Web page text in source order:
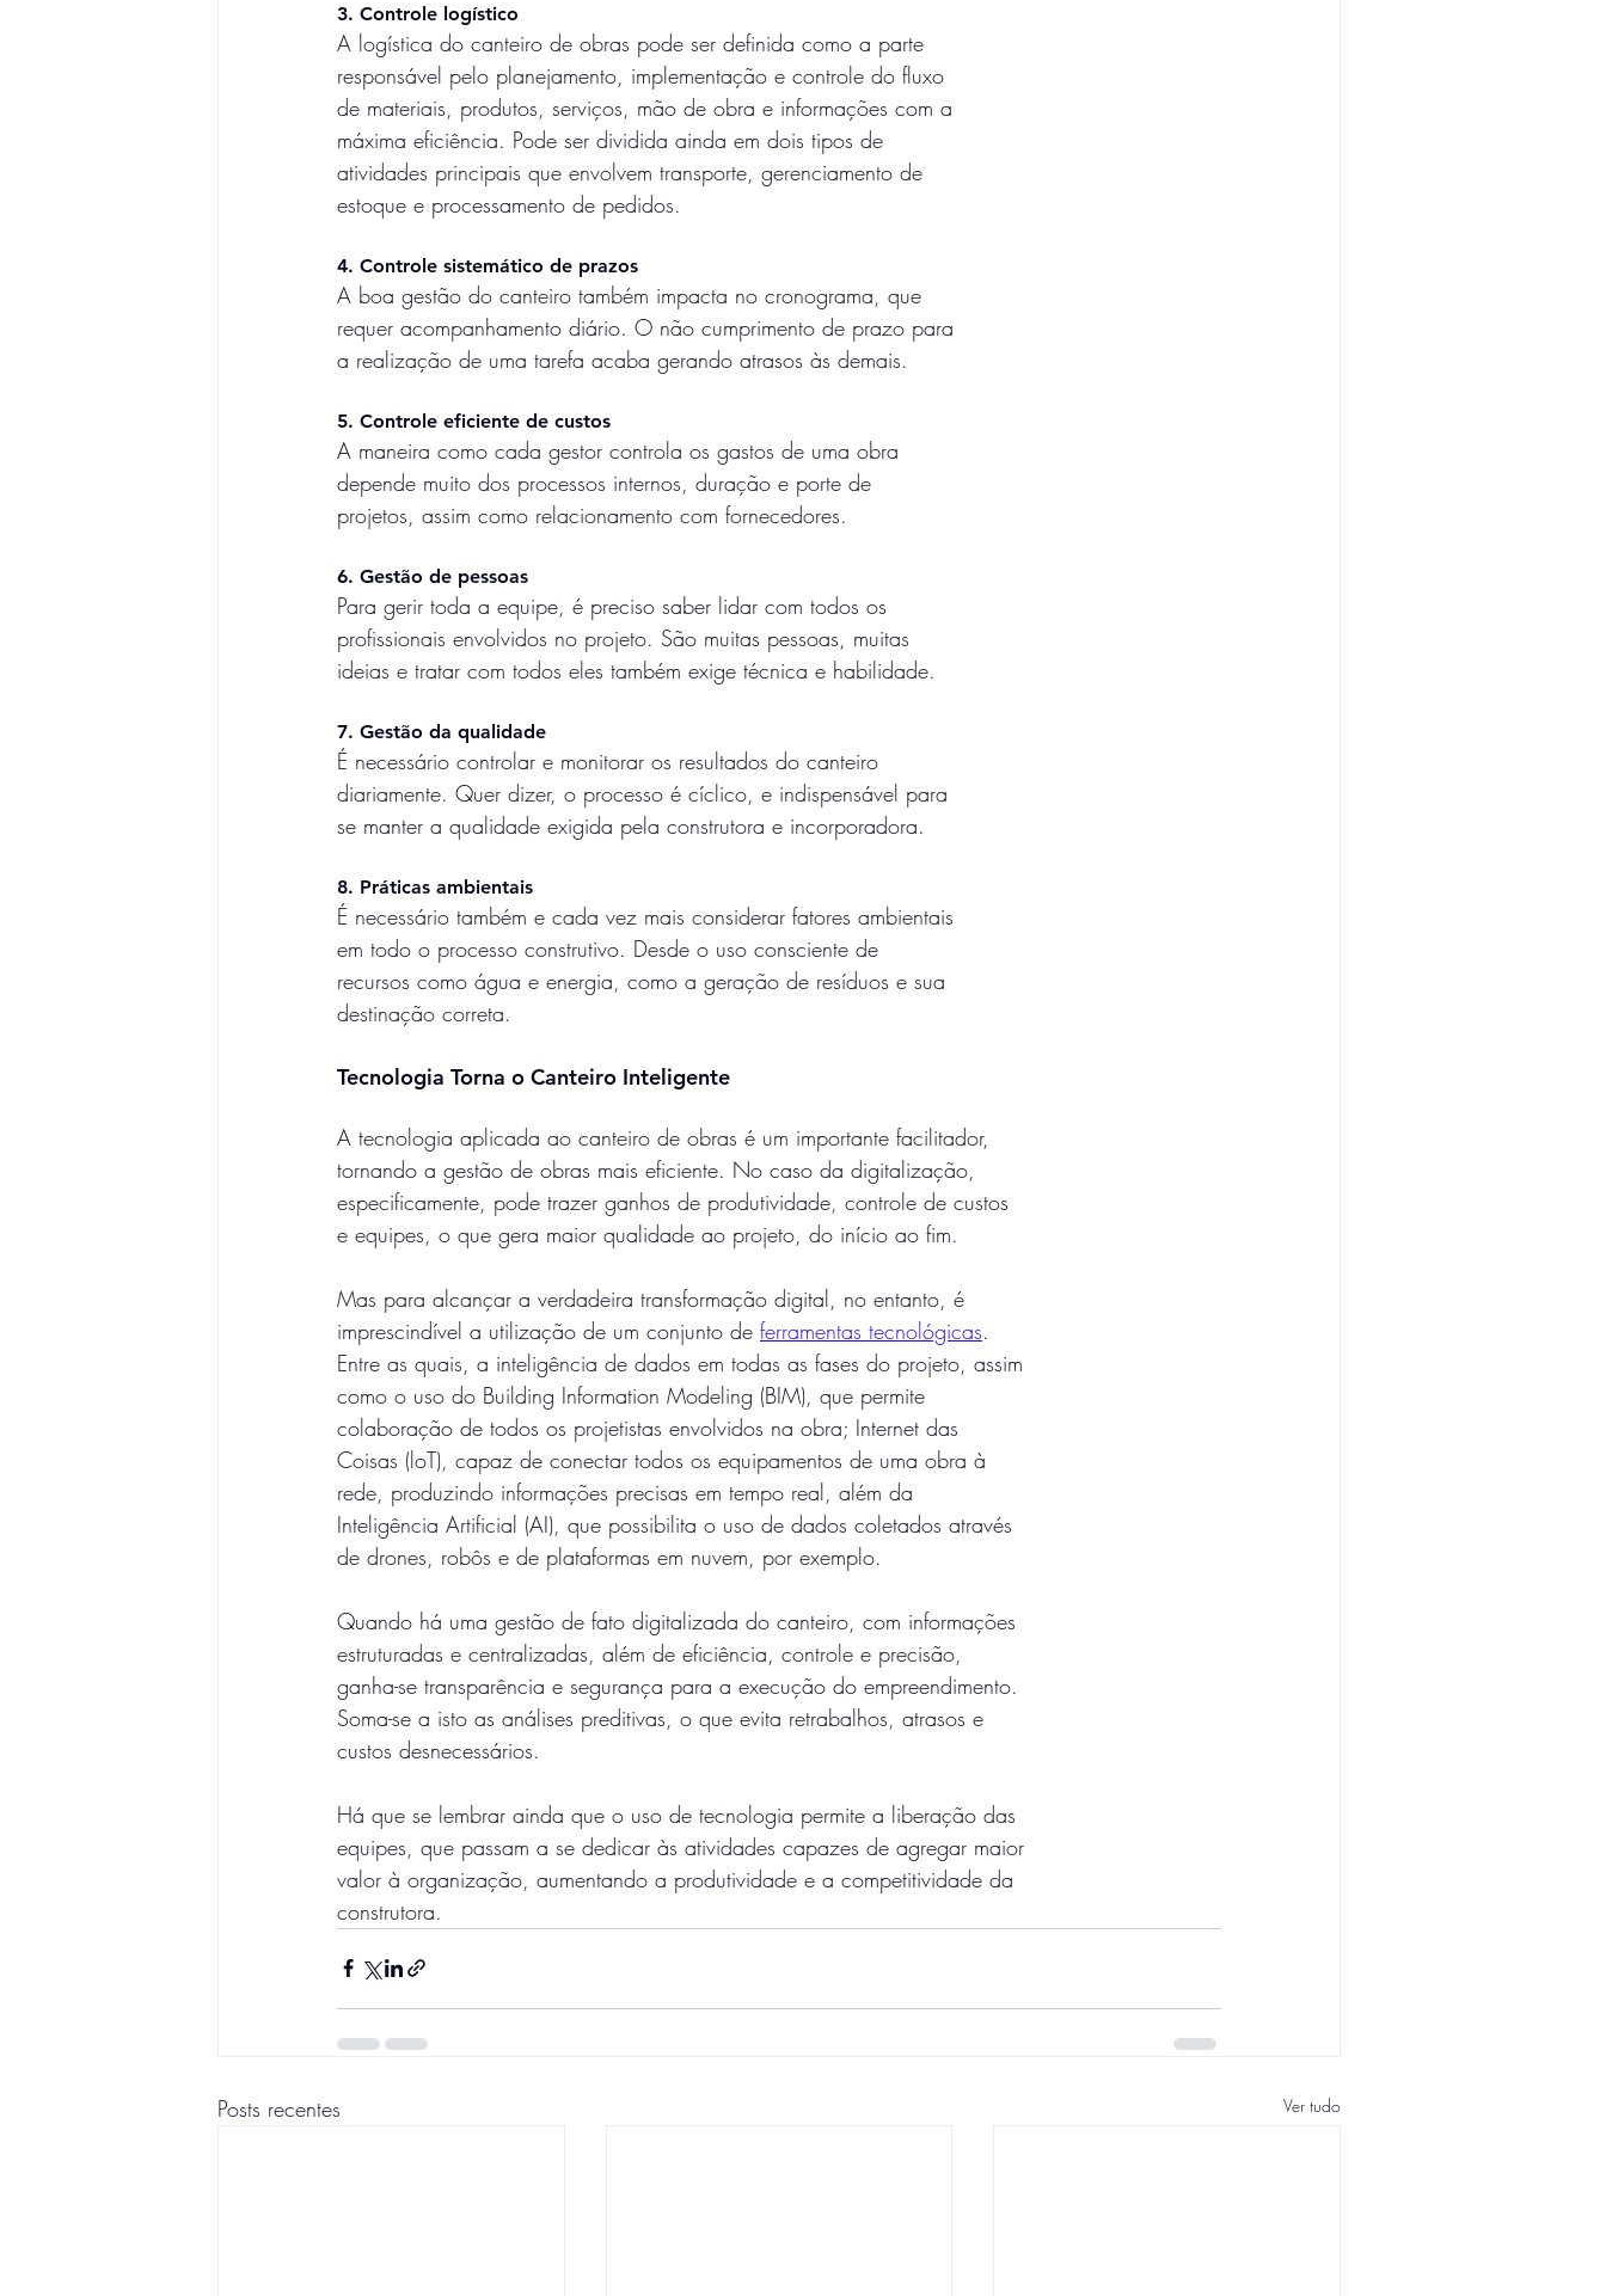
3. Controle logístico
A logística do canteiro de obras pode ser definida como a parte
responsável pelo planejamento, implementação e controle do fluxo
de materiais, produtos, serviços, mão de obra e informações com a
máxima eficiência. Pode ser dividida ainda em dois tipos de
atividades principais que envolvem transporte, gerenciamento de
estoque e processamento de pedidos.
4. Controle sistemático de prazos
A boa gestão do canteiro também impacta no cronograma, que
requer acompanhamento diário. O não cumprimento de prazo para
a realização de uma tarefa acaba gerando atrasos às demais.
5. Controle eficiente de custos
A maneira como cada gestor controla os gastos de uma obra
depende muito dos processos internos, duração e porte de
projetos, assim como relacionamento com fornecedores.
6. Gestão de pessoas
Para gerir toda a equipe, é preciso saber lidar com todos os
profissionais envolvidos no projeto. São muitas pessoas, muitas
ideias e tratar com todos eles também exige técnica e habilidade.
7. Gestão da qualidade
É necessário controlar e monitorar os resultados do canteiro
diariamente. Quer dizer, o processo é cíclico, e indispensável para
se manter a qualidade exigida pela construtora e incorporadora.
8. Práticas ambientais
É necessário também e cada vez mais considerar fatores ambientais
em todo o processo construtivo. Desde o uso consciente de
recursos como água e energia, como a geração de resíduos e sua
destinação correta.
Tecnologia Torna o Canteiro Inteligente
A tecnologia aplicada ao canteiro de obras é um importante facilitador,
tornando a gestão de obras mais eficiente. No caso da digitalização,
especificamente, pode trazer ganhos de produtividade, controle de custos
e equipes, o que gera maior qualidade ao projeto, do início ao fim.
Mas para alcançar a verdadeira transformação digital, no entanto, é
imprescindível a utilização de um conjunto de ferramentas tecnológicas.
Entre as quais, a inteligência de dados em todas as fases do projeto, assim
como o uso do Building Information Modeling (BIM), que permite
colaboração de todos os projetistas envolvidos na obra; Internet das
Coisas (loT), capaz de conectar todos os equipamentos de uma obra à
rede, produzindo informações precisas em tempo real, além da
Inteligência Artificial (AI), que possibilita o uso de dados coletados através
de drones, robôs e de plataformas em nuvem, por exemplo.
Quando há uma gestão de fato digitalizada do canteiro, com informações
estruturadas e centralizadas, além de eficiência, controle e precisão,
ganha-se transparência e segurança para a execução do empreendimento.
Soma-se a isto as análises preditivas, o que evita retrabalhos, atrasos e
custos desnecessários.
Há que se lembrar ainda que o uso de tecnologia permite a liberação das
equipes, que passam a se dedicar às atividades capazes de agregar maior
valor à organização, aumentando a produtividade e a competitividade da
construtora.
Posts recentes Ver tudo